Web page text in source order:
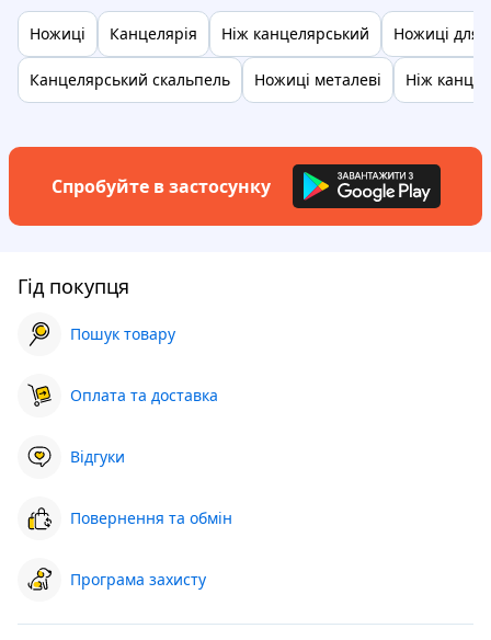
Ножиці Канцелярія Ніж канцелярський Ножиці для
Канцелярський скальпель Ножиці металеві Ніж
Спробуйте в застосунку
Гід покупця
Пошук товару
Оплата та доставка
Відгуки
Повернення та обмін
Програма захисту